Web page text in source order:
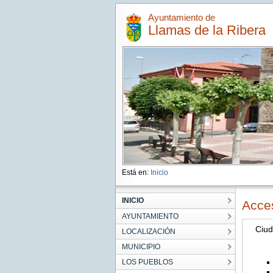
Ayuntamiento de
Llamas de la Ribera
Está en: Inicio
INICIO
AYUNTAMIENTO
LOCALIZACIÓN
MUNICIPIO
LOS PUEBLOS